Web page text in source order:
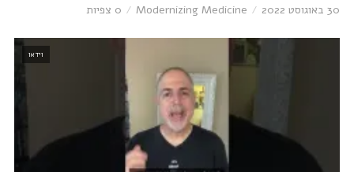
30 באוגוסט 2022 Modernizing Medicine 0 צפיות
וידאו